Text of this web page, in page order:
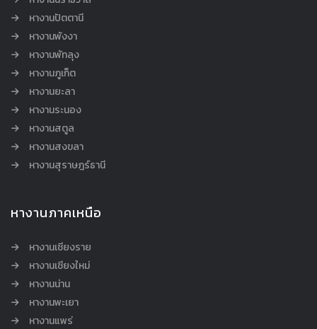
หางานปัตตานี
หางานพังงา
หางานพัทลุง
หางานภูเก็ต
หางานยะลา
หางานระนอง
หางานสตูล
หางานสงขลา
หางานสุราษฎร์ธานี
หางานภาคเหนือ
หางานเชียงราย
หางานเชียงใหม่
หางานน่าน
หางานพะเยา
หางานแพร่